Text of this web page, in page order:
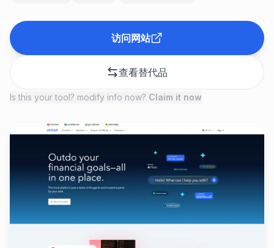
访问网站
查看替代品
Is this your tool? modify info now? Claim it now